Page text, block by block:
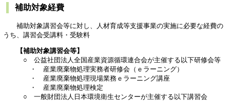
補助対象経費
補助対象講習会等に対し、人材育成等支援事業の実施に必要な経費の
うち、講習会受講料・受験料
【補助対象講習会等】
○ 公益社団法人全国産業資源循環連合会が主催する以下研修会等
・ 産業廃棄物処理実務者研修会（ｅラーニング）
・ 産業廃棄物処理現場業務ｅラーニング講座
・ 産業廃棄物処理検定
○ 一般財団法人日本環境衛生センターが主催する以下講習会